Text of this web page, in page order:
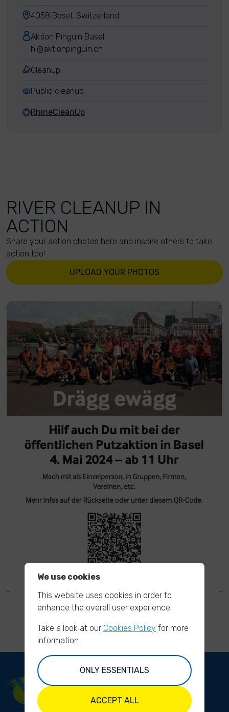
4058 Basel, Switzerland
Aktion Pinguin Basel
hi@aktionpinguin.ch
Cleanup
Public cleanup
RhineCleanUp
RIVER CLEANUP IN
ACTION
Share your action photos here and inspire others to take
action too!
UPLOAD YOUR PHOTOS
We use cookies
This website uses cookies in order to
enhance the overall user experience.
Take a look at our Cookies Policy for more
information.
ONLY ESSENTIALS
ACCEPT ALL